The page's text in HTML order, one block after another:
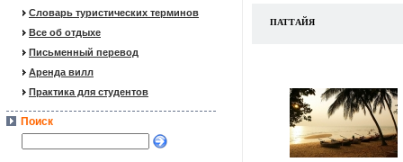
Словарь туристических терминов
Все об отдыхе
Письменный перевод
Аренда вилл
Практика для студентов
Поиск
ПАТТАЙЯ